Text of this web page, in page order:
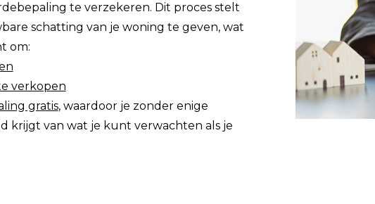
te verzekeren. Dit proces stelt
schatting van je woning te geven, wat
om:
verkopen
gratis, waardoor je zonder enige
krijgt van wat je kunt verwachten als je